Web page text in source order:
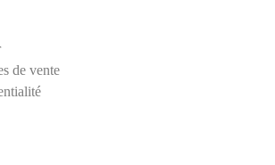
de vente